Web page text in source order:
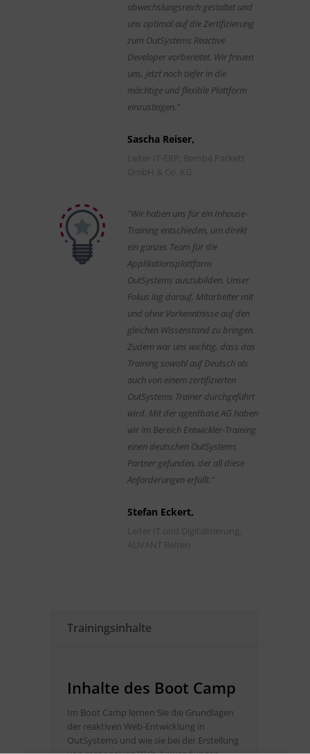
abwechslungsreich gestaltet und
uns optimal auf die Zertifizierung
zum OutSystems Reactive
Developer vorbereitet. Wir freuen
uns, jetzt noch tiefer in die
mächtige und flexible Plattform
einzusteigen."
Sascha Reiser,
Leiter IT-ERP, Bembé Parkett
GmbH & Co. KG
"Wir haben uns für ein Inhouse-
Training entschieden, um direkt
ein ganzes Team für die
Applikationsplattform
OutSystems auszubilden. Unser
Fokus lag darauf, Mitarbeiter mit
und ohne Vorkenntnisse auf den
gleichen Wissenstand zu bringen.
Zudem war uns wichtig, dass das
Training sowohl auf Deutsch als
auch von einem zertifizierten
OutSystems Trainer durchgeführt
wird. Mit der agentbase AG haben
wir im Bereich Entwickler-Training
einen deutschen OutSystems
Partner gefunden, der all diese
Anforderungen erfüllt.“
Stefan Eckert,
Leiter IT und Digitalisierung,
ADVANT Beiten
Trainingsinhalte
Inhalte des Boot Camp
Im Boot Camp lernen Sie die Grundlagen
der reaktiven Web-Entwicklung in
OutSystems und wie sie bei der Erstellung